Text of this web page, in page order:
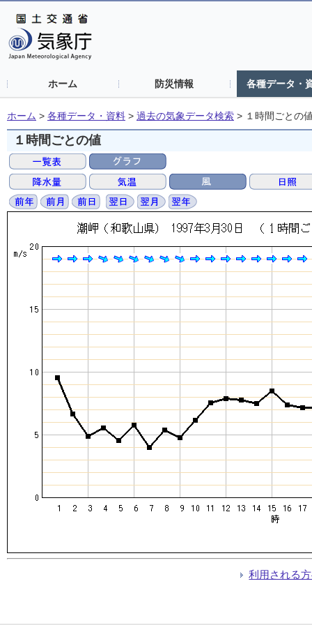
ホーム 防災情報 各種データ・
ホーム > 各種データ・資料 > 過去の気象データ検索 > １時間ごとの
１時間ごとの値
利用される